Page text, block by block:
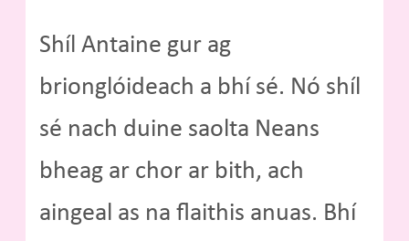
Shíl Antaine gur ag
brionglóideach a bhí sé. Nó shíl
sé nach duine saolta Neans
bheag ar chor ar bith, ach
aingeal as na flaithis anuas. Bhí